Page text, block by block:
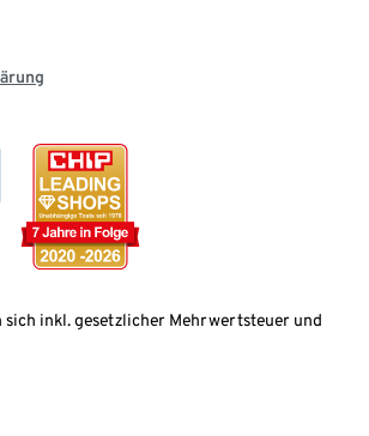
sich inkl. gesetzlicher Mehrwertsteuer und